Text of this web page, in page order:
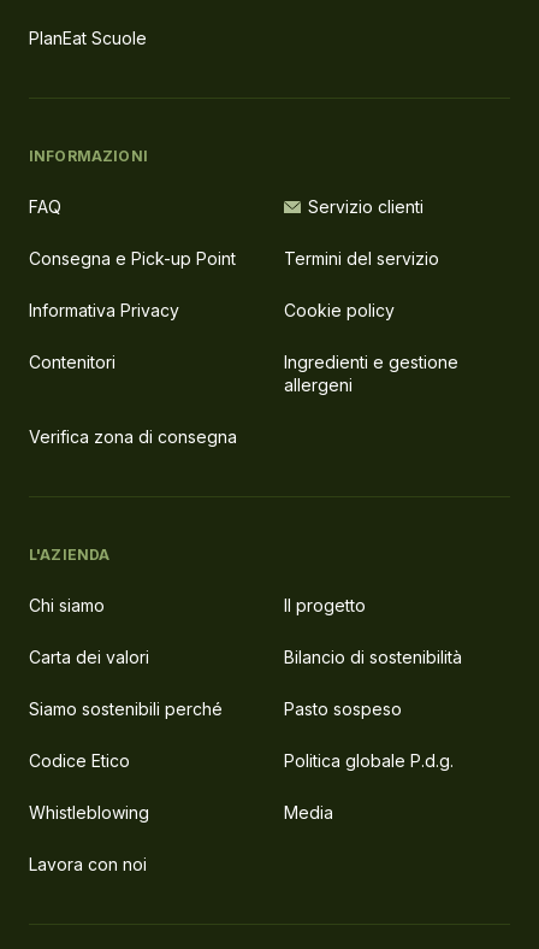
PlanEat Scuole
INFORMAZIONI
FAQ Servizio clienti
Consegna e Pick-up Point Termini del servizio
Informativa Privacy Cookie policy
Contenitori
Ingredienti e gestione
allergeni
Verifica zona di consegna
L'AZIENDA
Chi siamo Il progetto
Carta dei valori Bilancio di sostenibilità
Siamo sostenibili perché Pasto sospeso
Codice Etico Politica globale P.d.g.
Whistleblowing Media
Lavora con noi